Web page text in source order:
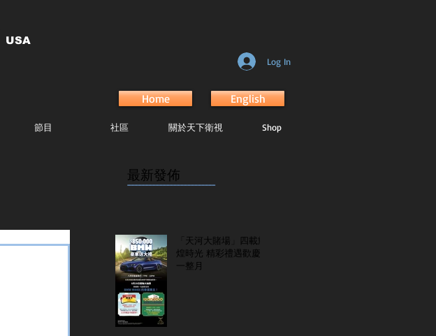
USA
Log In
Home English
節目 社區 關於天下衛視 Shop
最新發佈
...............................................................
「天河大賭場」四載輝
煌時光 精彩禮遇歡慶
一整月